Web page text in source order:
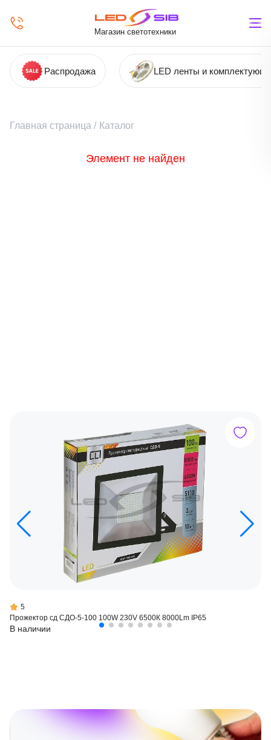
Магазин светотехники
Распродажа LED ленты и
Главная страница / Каталог
Элемент не найден
5
Прожектор сд СДО-5-100 100W 230V 6500К 8000Lm IP65
В наличии